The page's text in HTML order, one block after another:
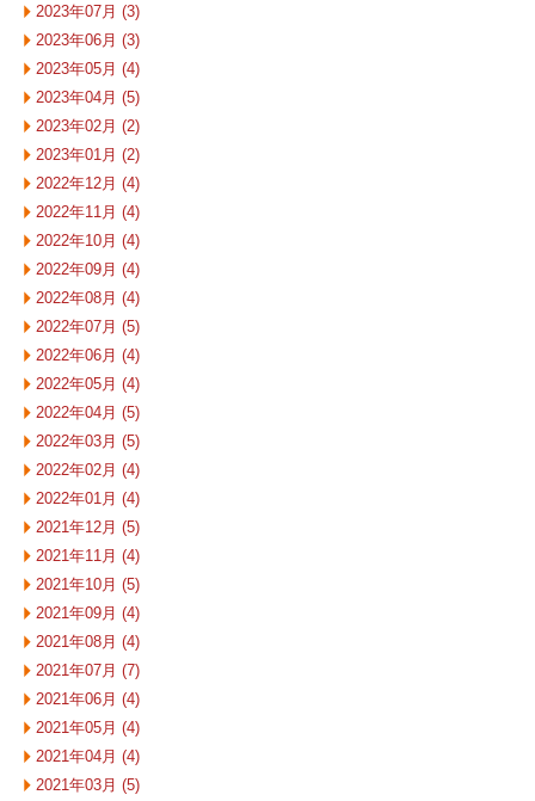
2023年07月 (3)
2023年06月 (3)
2023年05月 (4)
2023年04月 (5)
2023年02月 (2)
2023年01月 (2)
2022年12月 (4)
2022年11月 (4)
2022年10月 (4)
2022年09月 (4)
2022年08月 (4)
2022年07月 (5)
2022年06月 (4)
2022年05月 (4)
2022年04月 (5)
2022年03月 (5)
2022年02月 (4)
2022年01月 (4)
2021年12月 (5)
2021年11月 (4)
2021年10月 (5)
2021年09月 (4)
2021年08月 (4)
2021年07月 (7)
2021年06月 (4)
2021年05月 (4)
2021年04月 (4)
2021年03月 (5)